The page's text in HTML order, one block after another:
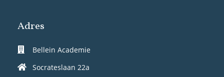
Adres
Bellein Academie
Socrateslaan 22a